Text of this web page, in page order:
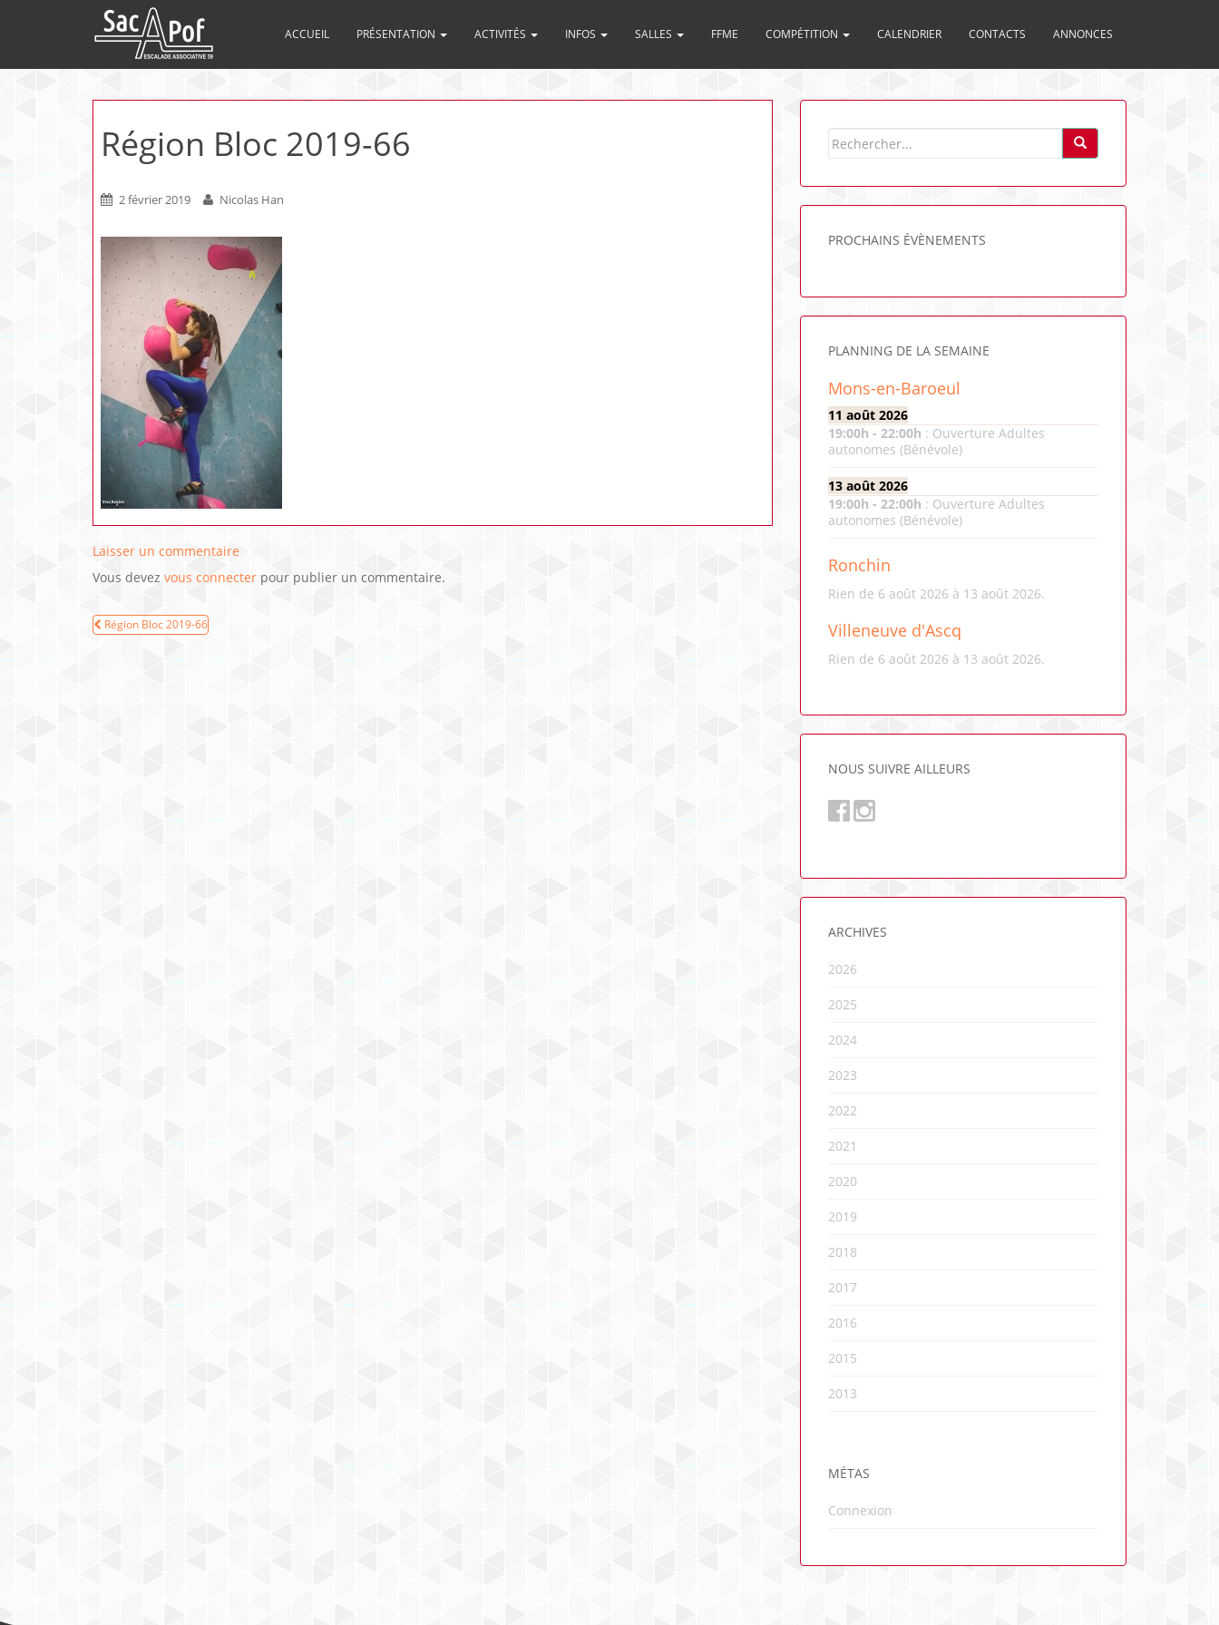
ACCUEIL PRÉSENTATION ACTIVITÉS INFOS SALLES FFME COMPÉTITION CALENDRIER CONTACTS ANNONCES
Région Bloc 2019-66
2 février 2019 Nicolas Han
Laisser un commentaire
Vous devez vous connecter pour publier un commentaire.
Navigation
Région Bloc 2019-66
PROCHAINS ÉVÈNEMENTS
PLANNING DE LA SEMAINE
Mons-en-Baroeul
11 août 2026
19:00h - 22:00h : Ouverture Adultes
autonomes (Bénévole)
13 août 2026
19:00h - 22:00h : Ouverture Adultes
autonomes (Bénévole)
Ronchin
Rien de 6 août 2026 à 13 août 2026.
Villeneuve d'Ascq
Rien de 6 août 2026 à 13 août 2026.
NOUS SUIVRE AILLEURS
ARCHIVES
2026
2025
2024
2023
2022
2021
2020
2019
2018
2017
2016
2015
2013
MÉTAS
Connexion